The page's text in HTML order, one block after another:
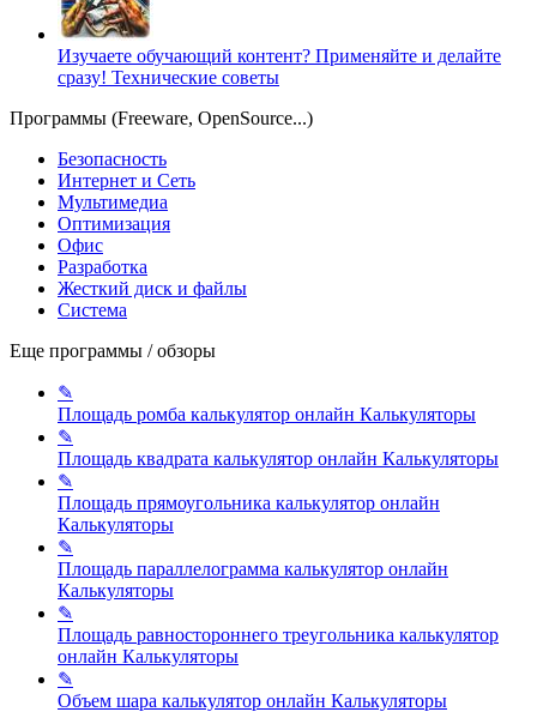
Изучаете обучающий контент? Применяйте и делайте
сразу! Технические советы
Программы (Freeware, OpenSource...)
Безопасность
Интернет и Сеть
Мультимедиа
Оптимизация
Офис
Разработка
Жесткий диск и файлы
Система
Еще программы / обзоры
✎
Площадь ромба калькулятор онлайн Калькуляторы
✎
Площадь квадрата калькулятор онлайн Калькуляторы
✎
Площадь прямоугольника калькулятор онлайн
Калькуляторы
✎
Площадь параллелограмма калькулятор онлайн
Калькуляторы
✎
Площадь равностороннего треугольника калькулятор
онлайн Калькуляторы
✎
Объем шара калькулятор онлайн Калькуляторы